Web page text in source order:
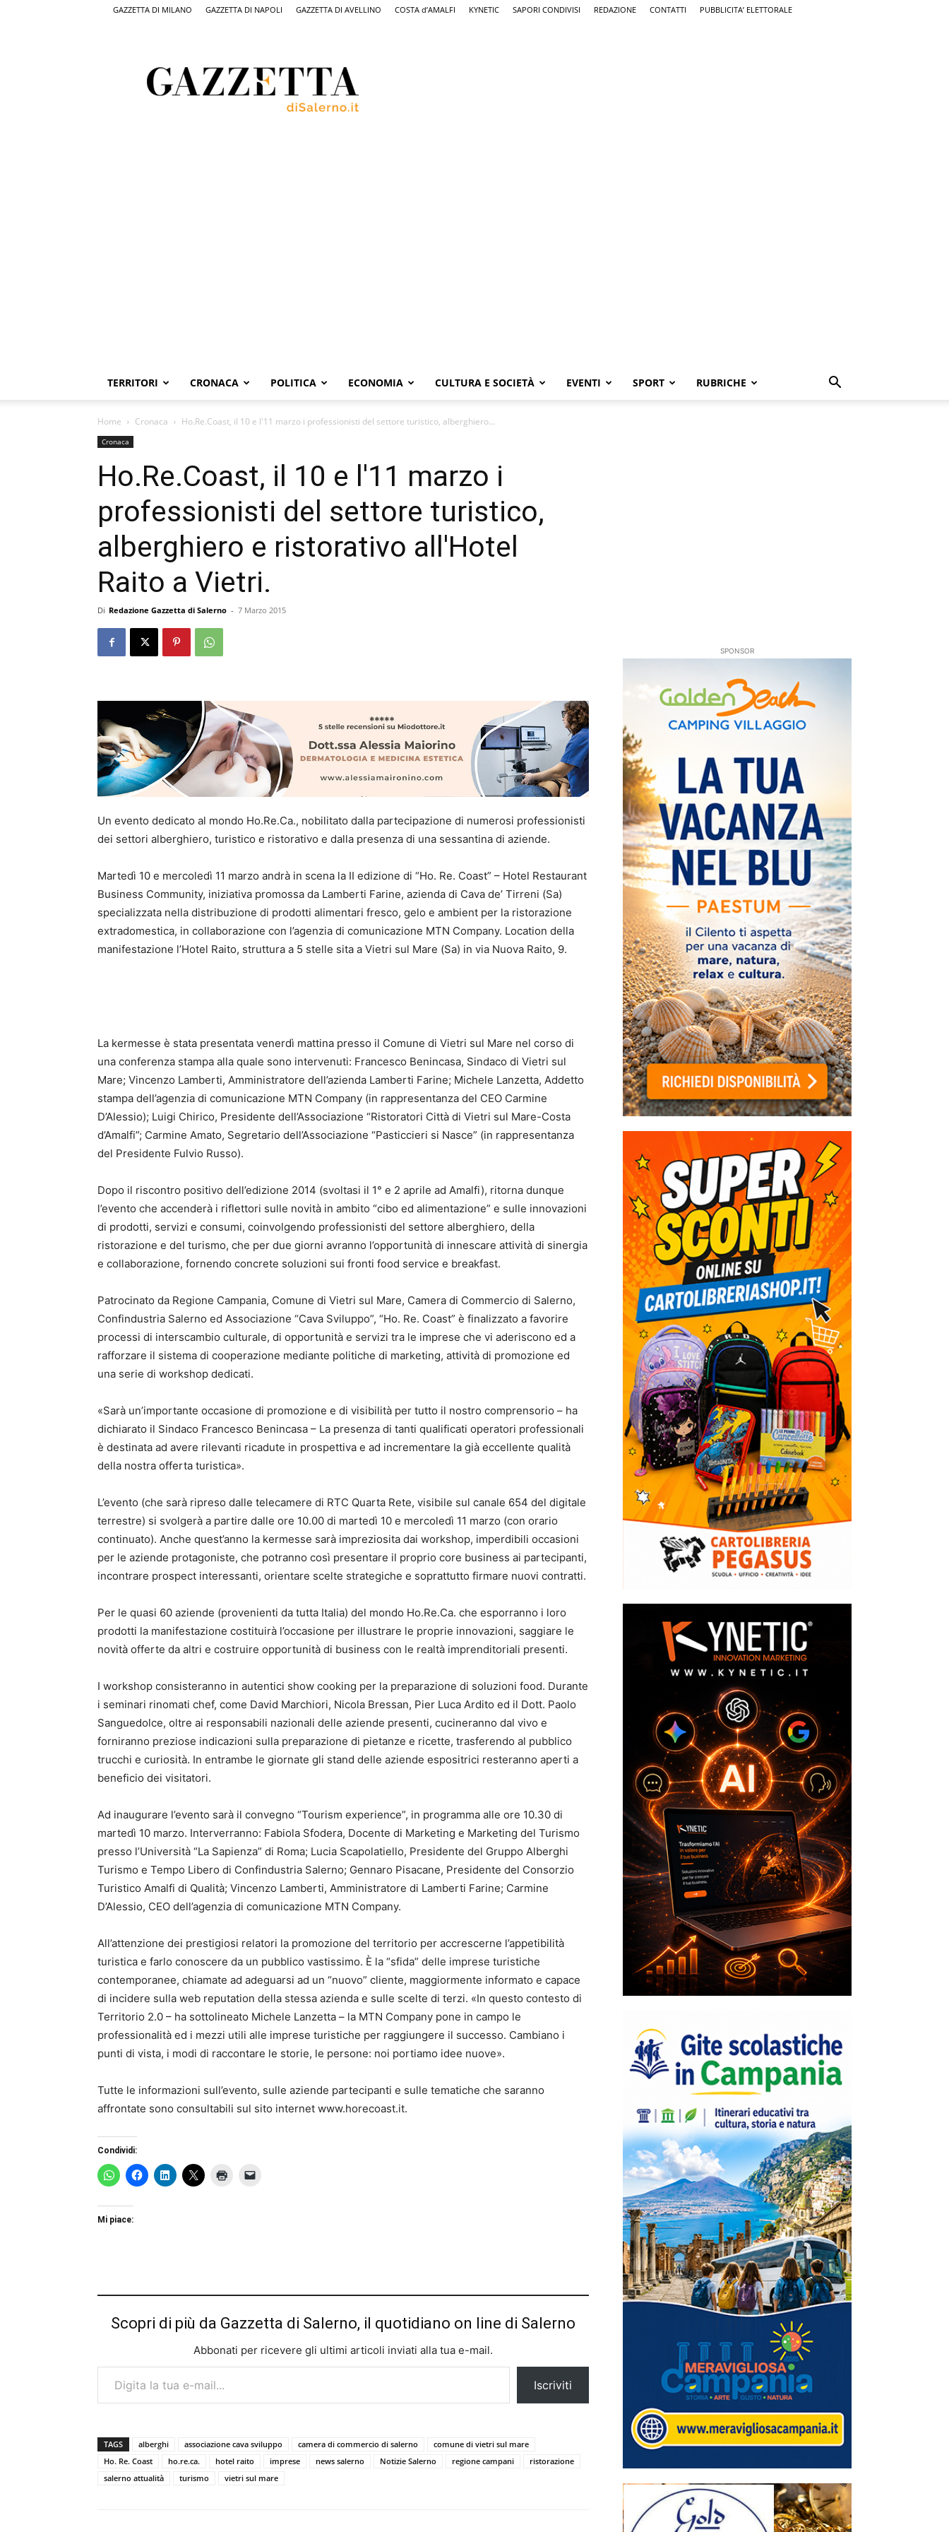
GAZZETTA DI MILANO GAZZETTA DI NAPOLI GAZZETTA DI AVELLINO COSTA d’AMALFI KYNETIC SAPORI CONDIVISI REDAZIONE CONTATTI PUBBLICITA’ ELETTORALE
Salerno,
il
quotidiano
TERRITORI CRONACA POLITICA ECONOMIA CULTURA E SOCIETÀ EVENTI SPORT RUBRICHE
Home Cronaca Ho.Re.Coast, il 10 e l'11 marzo i professionisti del settore turistico, alberghiero...
Cronaca
Ho.Re.Coast, il 10 e l'11 marzo i
professionisti del settore turistico,
alberghiero e ristorativo all'Hotel
Raito a Vietri.
Di Redazione Gazzetta di Salerno - 7 Marzo 2015
Un evento dedicato al mondo Ho.Re.Ca., nobilitato dalla partecipazione di numerosi professionisti
dei settori alberghiero, turistico e ristorativo e dalla presenza di una sessantina di aziende.
Martedì 10 e mercoledì 11 marzo andrà in scena la II edizione di “Ho. Re. Coast” – Hotel Restaurant
Business Community, iniziativa promossa da Lamberti Farine, azienda di Cava de’ Tirreni (Sa)
specializzata nella distribuzione di prodotti alimentari fresco, gelo e ambient per la ristorazione
extradomestica, in collaborazione con l’agenzia di comunicazione MTN Company. Location della
manifestazione l’Hotel Raito, struttura a 5 stelle sita a Vietri sul Mare (Sa) in via Nuova Raito, 9.
La kermesse è stata presentata venerdì mattina presso il Comune di Vietri sul Mare nel corso di
una conferenza stampa alla quale sono intervenuti: Francesco Benincasa, Sindaco di Vietri sul
Mare; Vincenzo Lamberti, Amministratore dell’azienda Lamberti Farine; Michele Lanzetta, Addetto
stampa dell’agenzia di comunicazione MTN Company (in rappresentanza del CEO Carmine
D’Alessio); Luigi Chirico, Presidente dell’Associazione “Ristoratori Città di Vietri sul Mare-Costa
d’Amalfi”; Carmine Amato, Segretario dell’Associazione “Pasticcieri si Nasce” (in rappresentanza
del Presidente Fulvio Russo).
Dopo il riscontro positivo dell’edizione 2014 (svoltasi il 1° e 2 aprile ad Amalfi), ritorna dunque
l’evento che accenderà i riflettori sulle novità in ambito “cibo ed alimentazione” e sulle innovazioni
di prodotti, servizi e consumi, coinvolgendo professionisti del settore alberghiero, della
ristorazione e del turismo, che per due giorni avranno l’opportunità di innescare attività di sinergia
e collaborazione, fornendo concrete soluzioni sui fronti food service e breakfast.
Patrocinato da Regione Campania, Comune di Vietri sul Mare, Camera di Commercio di Salerno,
Confindustria Salerno ed Associazione “Cava Sviluppo”, “Ho. Re. Coast” è finalizzato a favorire
processi di interscambio culturale, di opportunità e servizi tra le imprese che vi aderiscono ed a
rafforzare il sistema di cooperazione mediante politiche di marketing, attività di promozione ed
una serie di workshop dedicati.
«Sarà un’importante occasione di promozione e di visibilità per tutto il nostro comprensorio – ha
dichiarato il Sindaco Francesco Benincasa – La presenza di tanti qualificati operatori professionali
è destinata ad avere rilevanti ricadute in prospettiva e ad incrementare la già eccellente qualità
della nostra offerta turistica».
L’evento (che sarà ripreso dalle telecamere di RTC Quarta Rete, visibile sul canale 654 del digitale
terrestre) si svolgerà a partire dalle ore 10.00 di martedì 10 e mercoledì 11 marzo (con orario
continuato). Anche quest’anno la kermesse sarà impreziosita dai workshop, imperdibili occasioni
per le aziende protagoniste, che potranno così presentare il proprio core business ai partecipanti,
incontrare prospect interessanti, orientare scelte strategiche e soprattutto firmare nuovi contratti.
Per le quasi 60 aziende (provenienti da tutta Italia) del mondo Ho.Re.Ca. che esporranno i loro
prodotti la manifestazione costituirà l’occasione per illustrare le proprie innovazioni, saggiare le
novità offerte da altri e costruire opportunità di business con le realtà imprenditoriali presenti.
I workshop consisteranno in autentici show cooking per la preparazione di soluzioni food. Durante
i seminari rinomati chef, come David Marchiori, Nicola Bressan, Pier Luca Ardito ed il Dott. Paolo
Sanguedolce, oltre ai responsabili nazionali delle aziende presenti, cucineranno dal vivo e
forniranno preziose indicazioni sulla preparazione di pietanze e ricette, trasferendo al pubblico
trucchi e curiosità. In entrambe le giornate gli stand delle aziende espositrici resteranno aperti a
beneficio dei visitatori.
Ad inaugurare l’evento sarà il convegno “Tourism experience”, in programma alle ore 10.30 di
martedì 10 marzo. Interverranno: Fabiola Sfodera, Docente di Marketing e Marketing del Turismo
presso l’Università “La Sapienza” di Roma; Lucia Scapolatiello, Presidente del Gruppo Alberghi
Turismo e Tempo Libero di Confindustria Salerno; Gennaro Pisacane, Presidente del Consorzio
Turistico Amalfi di Qualità; Vincenzo Lamberti, Amministratore di Lamberti Farine; Carmine
D’Alessio, CEO dell’agenzia di comunicazione MTN Company.
All’attenzione dei prestigiosi relatori la promozione del territorio per accrescerne l’appetibilità
turistica e farlo conoscere da un pubblico vastissimo. È la “sfida” delle imprese turistiche
contemporanee, chiamate ad adeguarsi ad un “nuovo” cliente, maggiormente informato e capace
di incidere sulla web reputation della stessa azienda e sulle scelte di terzi. «In questo contesto di
Territorio 2.0 – ha sottolineato Michele Lanzetta – la MTN Company pone in campo le
professionalità ed i mezzi utili alle imprese turistiche per raggiungere il successo. Cambiano i
punti di vista, i modi di raccontare le storie, le persone: noi portiamo idee nuove».
Tutte le informazioni sull’evento, sulle aziende partecipanti e sulle tematiche che saranno
affrontate sono consultabili sul sito internet www.horecoast.it.
Condividi:
Mi piace:
Scopri di più da Gazzetta di Salerno, il quotidiano on line di Salerno
Abbonati per ricevere gli ultimi articoli inviati alla tua e-mail.
Digita la tua e-mail...
Iscriviti
TAGS alberghi associazione cava sviluppo camera di commercio di salerno
comune di vietri sul mare
Ho. Re. Coast
ho.re.ca. hotel raito imprese news salerno Notizie Salerno regione campani
ristorazione
salerno attualità
turismo vietri sul mare
SPONSOR